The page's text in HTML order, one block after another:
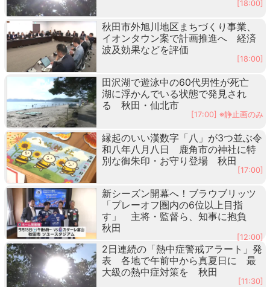
[18:00]
秋田市外旭川地区まちづくり事業、
イオンタウン案で計画推進へ 経済
波及効果などを評価
[18:00]
田沢湖で遊泳中の60代男性が死亡
湖に浮かんでいる状態で発見され
る 秋田・仙北市
[17:00] ※静止画のみ
縁起のいい漢数字「八」が3つ並ぶ令
和八年八月八日 鹿角市の神社に特
別な御朱印・お守り登場 秋田
[17:00]
新シーズン開幕へ！ブラウブリッツ
「プレーオフ圏内の6位以上目指
す」 主将・監督ら、知事に抱負
秋田
[12:00]
2日連続の「熱中症警戒アラート」発
表 各地で午前中から真夏日に 最
大級の熱中症対策を 秋田
[11:30]